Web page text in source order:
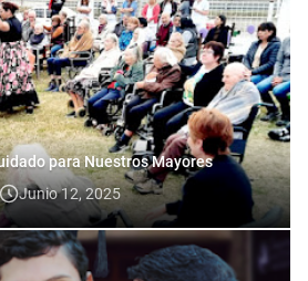
para Nuestros Mayores
Junio 12, 2025